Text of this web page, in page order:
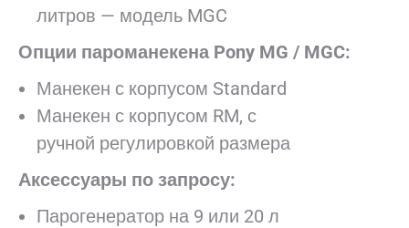
литров — модель MGC
Опции пароманекена Pony MG / MGC:
Манекен с корпусом Standard
Манекен с корпусом RM, с
ручной регулировкой размера
Аксессуары по запросу:
Парогенератор на 9 или 20 л